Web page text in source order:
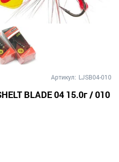
Артикул: LJSB04-010
BLADE 04 15.0г / 010